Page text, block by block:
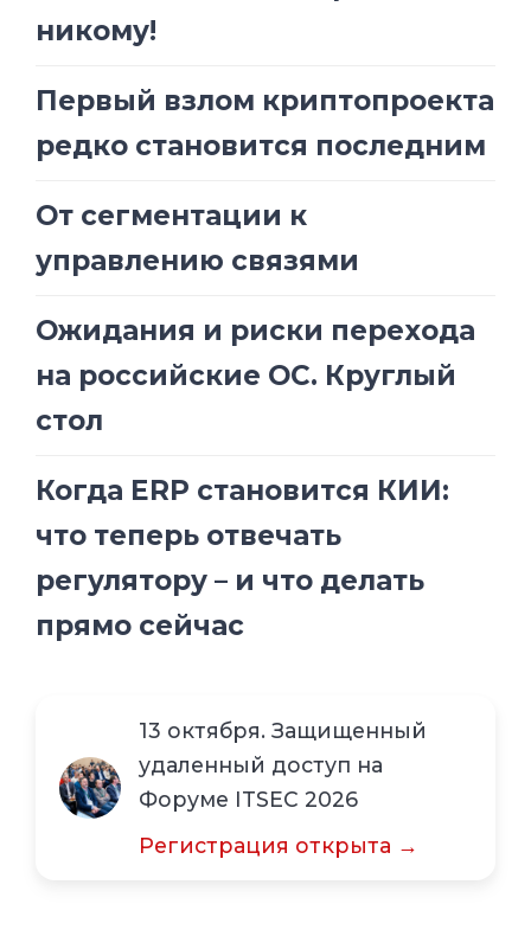
никому!
Первый взлом криптопроекта
редко становится последним
От сегментации к
управлению связями
Ожидания и риски перехода
на российские ОС. Круглый
стол
Когда ERP становится КИИ:
что теперь отвечать
регулятору – и что делать
прямо сейчас
13 октября. Защищенный
удаленный доступ на
Форуме ITSEC 2026
Регистрация открыта →